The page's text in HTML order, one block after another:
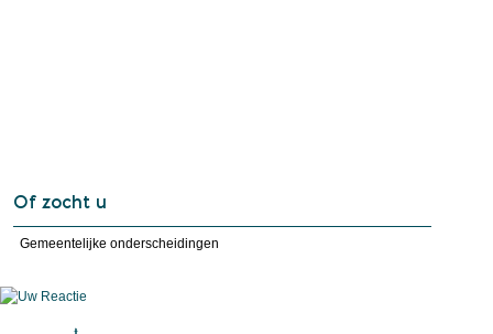
Of zocht u
Gemeentelijke onderscheidingen